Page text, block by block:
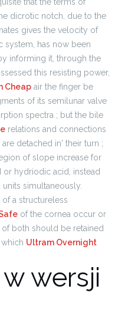
dicrotic notch, due to the
gives the velocity of
system, has now been
informing it, through the
this resisting power,
Cheap air the finger be
of its semilunar valve
spectra ; but the bile
relations and connections
detached in' their turn ;
of slope increase for
hydriodic acid, instead
units simultaneously.
of a structureless
of the cornea occur or
both should be retained
Ultram Overnight
wersji